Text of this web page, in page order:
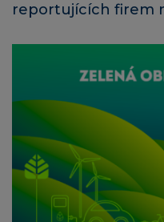
reportujících firem